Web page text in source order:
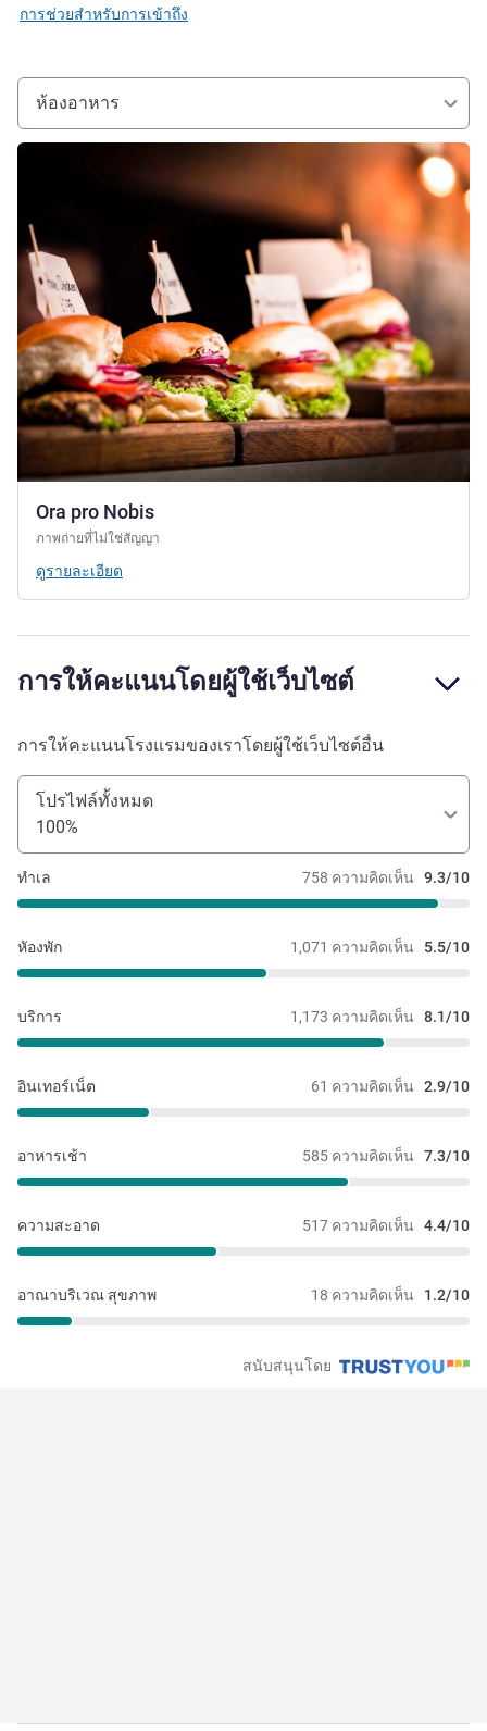
การช่วยสำหรับการเข้าถึง
ห้องอาหาร
Ora pro Nobis
ภาพถ่ายที่ไม่ใช่สัญญา
ดูรายละเอียด
ดูรายละเอียด
การให้คะแนนโดยผู้ใช้เว็บไซต์
การให้คะแนนโรงแรมของเราโดยผู้ใช้เว็บไซต์อื่น
โปรไฟล์ทั้งหมด
100%
758 ความคิดเห็น 9.3/10
ทำเล
1,071 ความคิดเห็น 5.5/10
หัองพัก
1,173 ความคิดเห็น 8.1/10
บริการ
61 ความคิดเห็น 2.9/10
อินเทอร์เน็ต
585 ความคิดเห็น 7.3/10
อาหารเช้า
517 ความคิดเห็น 4.4/10
ความสะอาด
18 ความคิดเห็น 1.2/10
อาณาบริเวณ สุขภาพ
สนับสนุนโดย